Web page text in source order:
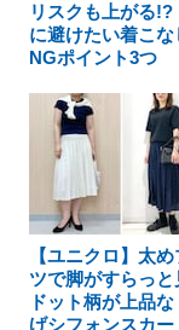
リスクも上がる!?
に避けたい着こな
NGポイント3つ
【ユニクロ】太
ツで脚がすらっと
ドット柄が上品
げシフォンスカー